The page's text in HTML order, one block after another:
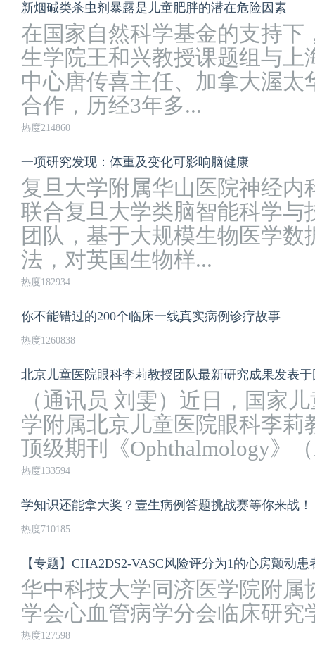
新烟碱类杀虫剂暴露是儿童肥胖的潜在危险因素
在国家自然科学基金的支持下
生学院王和兴教授课题组与上
中心唐传喜主任、加拿大渥太
合作，历经3年多...
热度214860
一项研究发现：体重及变化可影响脑健康
复旦大学附属华山医院神经内
联合复旦大学类脑智能科学与
团队，基于大规模生物医学
法，对英国生物样...
热度182934
你不能错过的200个临床一线真实病例诊疗故事
热度1260838
北京儿童医院眼科李莉教授团队最新研究成果发表
（通讯员 刘雯）近日，国家
学附属北京儿童医院眼科李莉
顶级期刊《Ophthalmology》
热度133594
学知识还能拿大奖？壹生病例答题挑战赛等你来战！
热度710185
华中科技大学同济医学院附属
学会心血管病学分会临床研究
热度127598